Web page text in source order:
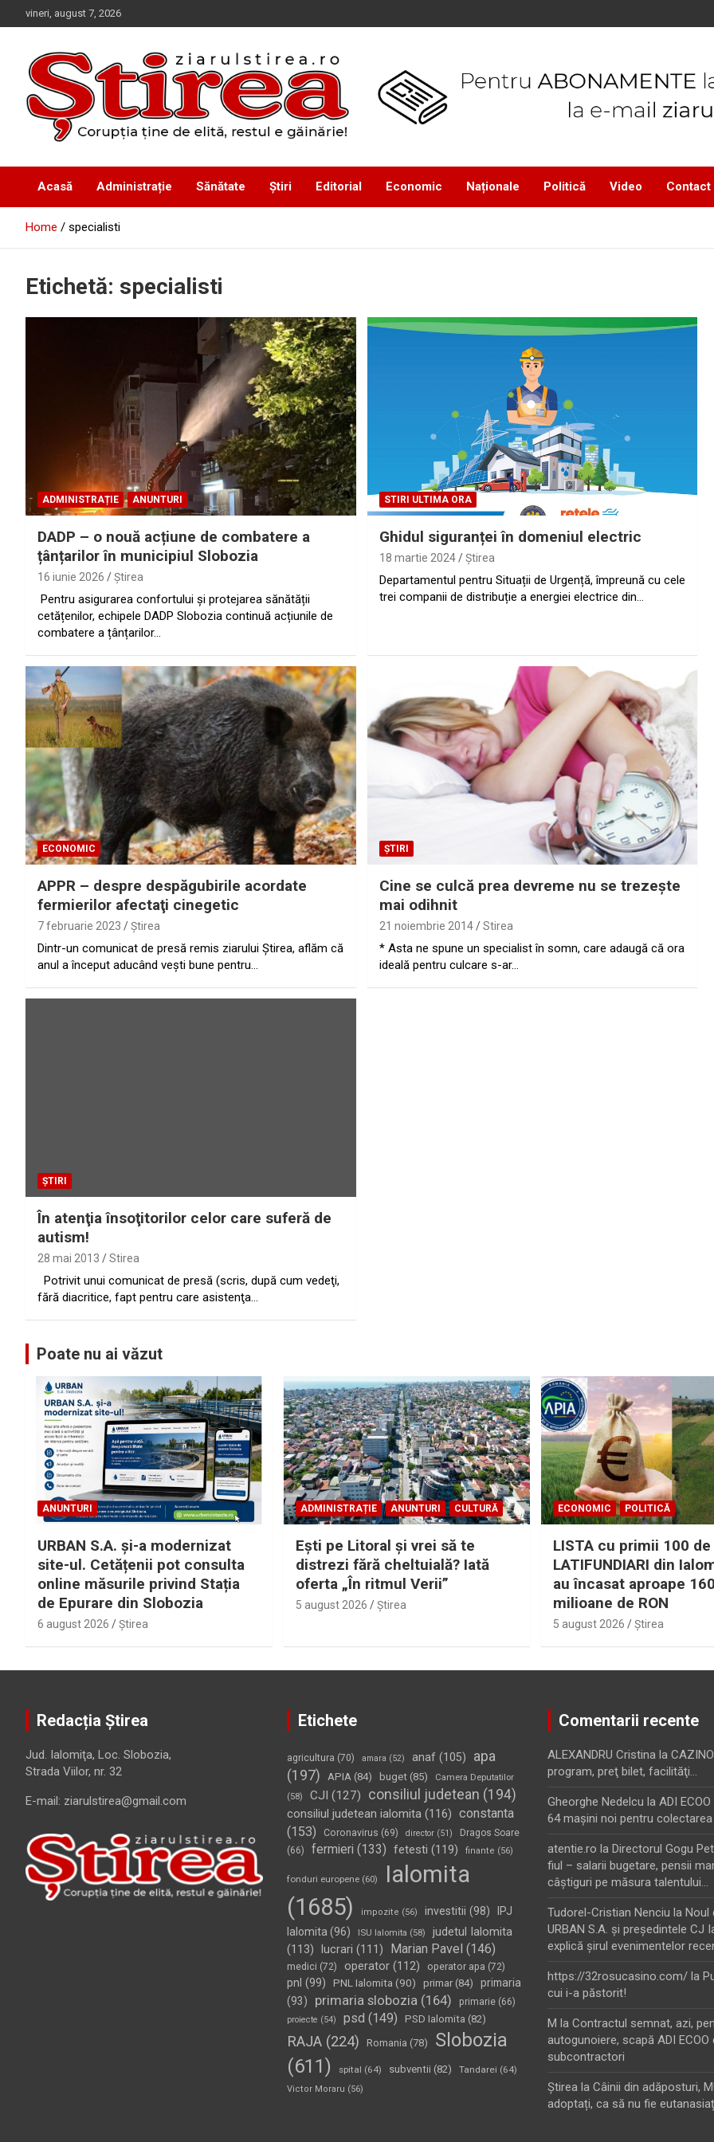
to
vineri, august 7, 2026
Ziarul Știrea
Acasă Administrație Sănătate Știri Editorial Economic Naționale Politică Video Contact
Home specialisti
Etichetă: specialisti
ADMINISTRAȚIE ANUNTURI
DADP – o nouă acțiune de combatere a
țânțarilor în municipiul Slobozia
16 iunie 2026 Ştirea
Pentru asigurarea confortului și protejarea sănătății
cetățenilor, echipele DADP Slobozia continuă acțiunile de
combatere a țânțarilor…
STIRI ULTIMA ORA
Ghidul siguranței în domeniul electric
18 martie 2024 Ştirea
Departamentul pentru Situații de Urgență, împreună cu cele
trei companii de distribuție a energiei electrice din…
ECONOMIC
APPR – despre despăgubirile acordate
fermierilor afectaţi cinegetic
7 februarie 2023 Ştirea
Dintr-un comunicat de presă remis ziarului Ştirea, aflăm că
anul a început aducând vești bune pentru…
ȘTIRI
Cine se culcă prea devreme nu se trezeşte
mai odihnit
21 noiembrie 2014 Stirea
* Asta ne spune un specialist în somn, care adaugă că ora
ideală pentru culcare s-ar…
ȘTIRI
În atenţia însoţitorilor celor care suferă de
autism!
28 mai 2013 Stirea
Potrivit unui comunicat de presă (scris, după cum vedeţi,
fără diacritice, fapt pentru care asistenţa…
Poate nu ai văzut
ANUNTURI
URBAN S.A. și-a modernizat
site-ul. Cetățenii pot consulta
online măsurile privind Stația
de Epurare din Slobozia
6 august 2026 Ştirea
ADMINISTRAȚIE ANUNTURI CULTURĂ
Eşti pe Litoral şi vrei să te
distrezi fără cheltuială? Iată
oferta „În ritmul Verii”
5 august 2026 Ştirea
ECONOMIC POLITICĂ
LISTA cu primii 100 de
LATIFUNDIARI din
au încasat aproape
milioane de RON
5 august 2026 Ştirea
Redacția Știrea
Jud. Ialomiţa, Loc. Slobozia,
Strada Viilor, nr. 32
E-mail: ziarulstirea@gmail.com
Etichete
agricultura (70) amara (52) anaf(105)
apa
(197)
APIA (84) buget(85)
Camera Deputatilor
(58)
CJI (127) consiliul judetean (194)
consiliul judetean ialomita (116) constanta
(153)
Coronavirus (69) director(51)
Dragos Soare
(66)
fermieri (133) fetesti (119) finante (56)
fonduri europene(60)
Ialomita
(1685)
impozite (56) investitii (98)
IPJ
Ialomita (96) ISU Ialomita (58)
judetul Ialomita
(113) lucrari (111) Marian Pavel (146)
medici (72) operator(112) operator apa (72)
pnl (99) PNL Ialomita (90) primar(84)
primaria
(93)
primaria slobozia (164) primarie(66)
proiecte (54) psd (149) PSD Ialomita (82)
RAJA(224) Romania (78)
Slobozia
(611)
spital (64) subventii (82) Tandarei (64)
Victor Moraru (56)
Comentarii recente
ALEXANDRU Cristina la
program, preţ bilet, facilităţi…
Gheorghe Nedelcu la ADI
64 maşini noi pentru
atentie.ro la Directorul Gogu
fiul – salarii bugetare, pensii
câştiguri pe măsura talentului…
Tudorel-Cristian Nenciu la Noul
URBAN S.A. şi preşedintele CJ
explică şirul evenimentelor
https://32rosucasino.com/ la
cui i-a păstorit!
M la Contractul semnat, azi,
autogunoiere, scapă ADI ECOO
subcontractori
Ştirea la Câinii din adăposturi,
adoptați, ca să nu fie